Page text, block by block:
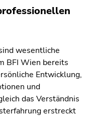
wesentliche
BFI Wien bereits
Entwicklung,
und
das Verständnis
erstreckt